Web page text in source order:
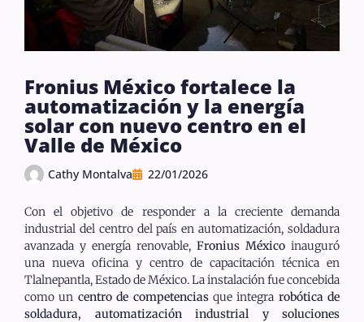
Fronius México fortalece la
automatización y la energía
solar con nuevo centro en el
Valle de México
Cathy Montalva 22/01/2026
Con el objetivo de responder a la creciente demanda
industrial del centro del país en automatización, soldadura
avanzada y energía renovable, Fronius México inauguró
una nueva oficina y centro de capacitación técnica en
Tlalnepantla, Estado de México. La instalación fue concebida
como un centro de competenciasque integra robótica de
soldadura, automatización industrial y soluciones